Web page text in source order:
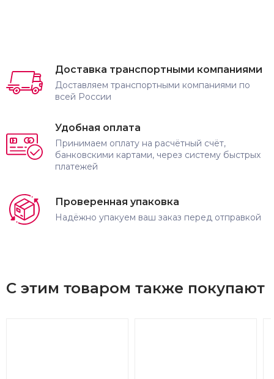
Доставка транспортными компаниями
Доставляем транспортными компаниями по
всей России
Удобная оплата
Принимаем оплату на расчётный счёт,
банковскими картами, через систему быстрых
платежей
Проверенная упаковка
Надёжно упакуем ваш заказ перед отправкой
С этим товаром также покупают